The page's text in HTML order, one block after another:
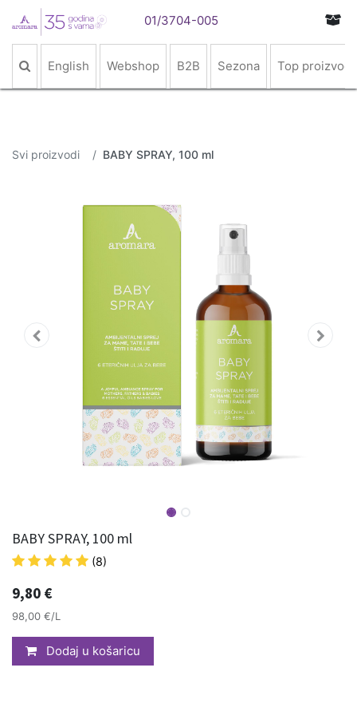
01/3704-005
English Webshop B2B Sezona Top proizvodi
Svi proizvodi BABY SPRAY, 100 ml
BABY SPRAY, 100 ml
(8)
9,80 €
98,00 €/L
Dodaj u košaricu